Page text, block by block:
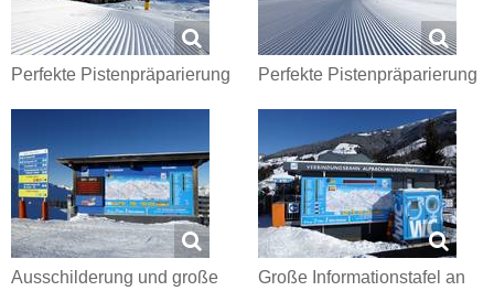
Perfekte Pistenpräparierung Perfekte Pistenpräparierung
Ausschilderung und große
Große Informationstafel an